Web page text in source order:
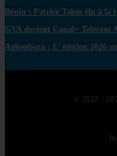
Bénin : Patrice Talon élu à la
GVA devient Canal+ Telecom
Agbogboza : L’ édition 2026
© 2022 –